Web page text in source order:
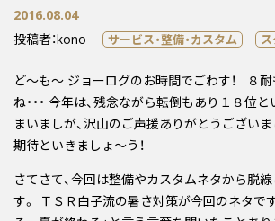
2016.08.04
投稿者：kono
サービス・整備・カスタム
ど～も～ ジョーログのお時間でごわす！ ８
ね・・・ 今年は、残念ながら転倒もあり１８位
まいましが、沢山のご声援ありがとうございまし
期待といきましょ～う！
さてさて、今回は整備やカスタムネタから脱
す。 ＴＳＲ白子流の暑さ対策が今回のネタで